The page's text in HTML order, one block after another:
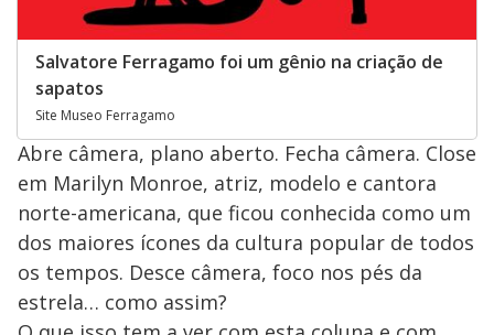
Salvatore Ferragamo foi um gênio na criação de
sapatos
Site Museo Ferragamo
Abre câmera, plano aberto. Fecha câmera. Close
em Marilyn Monroe, atriz, modelo e cantora
norte-americana, que ficou conhecida como um
dos maiores ícones da cultura popular de todos
os tempos. Desce câmera, foco nos pés da
estrela… como assim?